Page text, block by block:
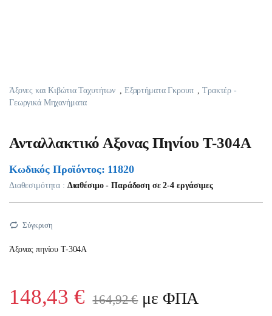
Άξονες και Κιβώτια Ταχυτήτων Εξαρτήματα Γκρουπ ,Τρακτέρ -
Γεωργικά Μηχανήματα
Ανταλλακτικό Αξονας Πηνίου T-304A
Κωδικός Προϊόντος: 11820
Διαθεσιμότητα : Διαθέσιμο - Παράδοση σε 2-4 εργάσιμες
Σύγκριση
Άξονας πηνίου T-304A
148,43€ 164,92€με ΦΠΑ